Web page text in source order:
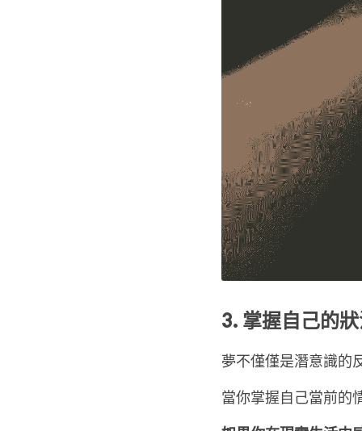
3. 掌握自己的
夢不僅僅是潛意識的
當你掌握自己當前的